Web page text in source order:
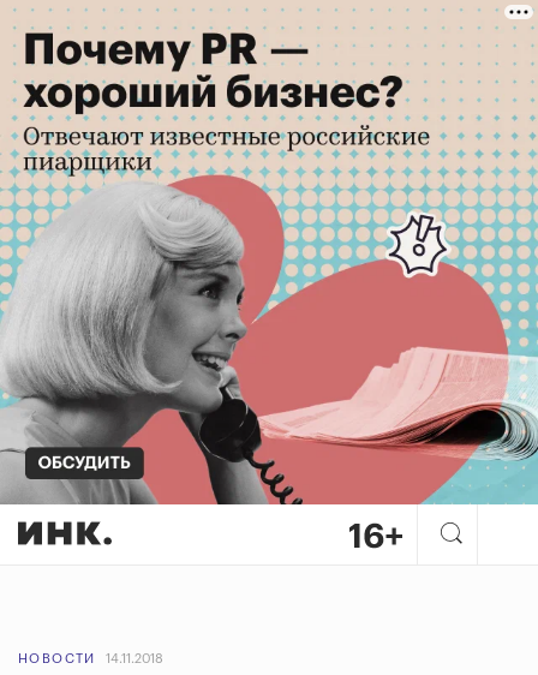
НОВОСТИ 14.11.2018